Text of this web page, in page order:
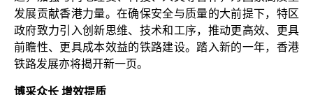
发展贡献香港力量。在确保安全与质量的大前提下，特区
政府致力引入创新思维、技术和工序，推动更高效、更具
前瞻性、更具成本效益的铁路建设。踏入新的一年，香港
铁路发展亦将揭开新一页。
博采众长 增效提质